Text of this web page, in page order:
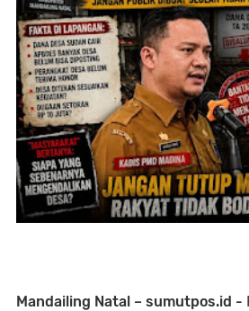
Mandailing Natal – sumutpos.id -